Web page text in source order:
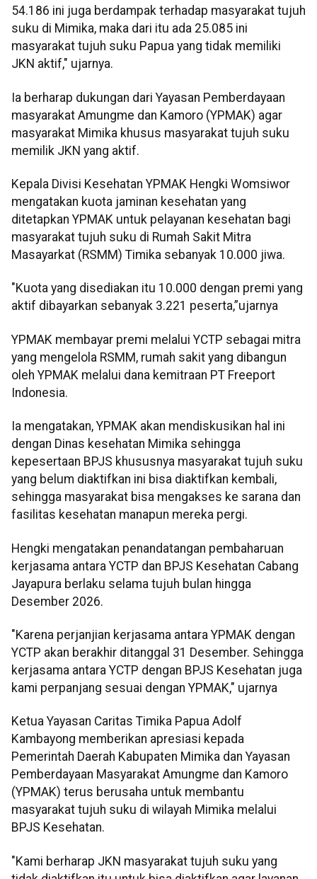
54.186 ini juga berdampak terhadap masyarakat tujuh
suku di Mimika, maka dari itu ada 25.085 ini
masyarakat tujuh suku Papua yang tidak memiliki
JKN aktif," ujarnya.
Ia berharap dukungan dari Yayasan Pemberdayaan
masyarakat Amungme dan Kamoro (YPMAK) agar
masyarakat Mimika khusus masyarakat tujuh suku
memilik JKN yang aktif.
Kepala Divisi Kesehatan YPMAK Hengki Womsiwor
mengatakan kuota jaminan kesehatan yang
ditetapkan YPMAK untuk pelayanan kesehatan bagi
masyarakat tujuh suku di Rumah Sakit Mitra
Masayarkat (RSMM) Timika sebanyak 10.000 jiwa.
"Kuota yang disediakan itu 10.000 dengan premi yang
aktif dibayarkan sebanyak 3.221 peserta,”ujarnya
YPMAK membayar premi melalui YCTP sebagai mitra
yang mengelola RSMM, rumah sakit yang dibangun
oleh YPMAK melalui dana kemitraan PT Freeport
Indonesia.
Ia mengatakan, YPMAK akan mendiskusikan hal ini
dengan Dinas kesehatan Mimika sehingga
kepesertaan BPJS khususnya masyarakat tujuh suku
yang belum diaktifkan ini bisa diaktifkan kembali,
sehingga masyarakat bisa mengakses ke sarana dan
fasilitas kesehatan manapun mereka pergi.
Hengki mengatakan penandatangan pembaharuan
kerjasama antara YCTP dan BPJS Kesehatan Cabang
Jayapura berlaku selama tujuh bulan hingga
Desember 2026.
"Karena perjanjian kerjasama antara YPMAK dengan
YCTP akan berakhir ditanggal 31 Desember. Sehingga
kerjasama antara YCTP dengan BPJS Kesehatan juga
kami perpanjang sesuai dengan YPMAK," ujarnya
Ketua Yayasan Caritas Timika Papua Adolf
Kambayong memberikan apresiasi kepada
Pemerintah Daerah Kabupaten Mimika dan Yayasan
Pemberdayaan Masyarakat Amungme dan Kamoro
(YPMAK) terus berusaha untuk membantu
masyarakat tujuh suku di wilayah Mimika melalui
BPJS Kesehatan.
"Kami berharap JKN masyarakat tujuh suku yang